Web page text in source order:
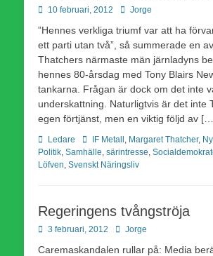
Publicerad
10 februari, 2012 Författare
Jorge
”Hennes verkliga triumf var att ha
ett parti utan två”, så summerade en
Thatchers närmaste män järnladyns
hennes 80-årsdag med Tony Blairs
tankarna. Frågan är dock om det inte
underskattning. Naturligtvis är det inte
egen förtjänst, men en viktig följd av
Kategorier
Ledare Etiketter
IF Metall Margaret Thatcher,
Politik Samhälle särintresse
Löfven Svenskt Näringsliv
Regeringens tvångströja
Publicerad
3 februari, 2012 Författare
Jorge
Caremaskandalen rullar på: Media